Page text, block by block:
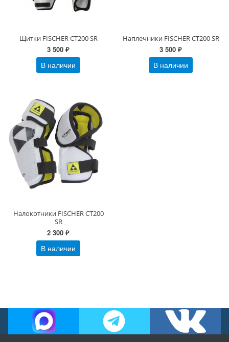
Щитки FISCHER CT200 SR
3 500 ₽
В наличии
Наплечники FISCHER CT200 SR
3 500 ₽
В наличии
Налокотники FISCHER CT200
SR
2 300 ₽
В наличии